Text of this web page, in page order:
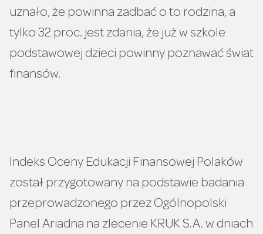
uznało, że powinna zadbać o to rodzina, a
tylko 32 proc. jest zdania, że już w szkole
podstawowej dzieci powinny poznawać świat
finansów.
Indeks Oceny Edukacji Finansowej Polaków
został przygotowany na podstawie badania
przeprowadzonego przez Ogólnopolski
Panel Ariadna na zlecenie KRUK S.A. w dniach